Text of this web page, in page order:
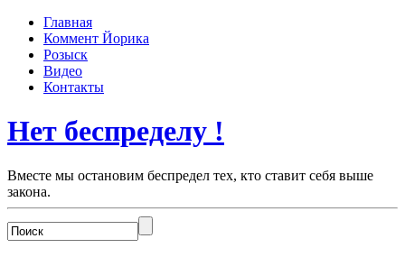
Главная
Коммент Йорика
Розыск
Видео
Контакты
Нет беспределу !
Вместе мы остановим беспредел тех, кто ставит себя выше
закона.